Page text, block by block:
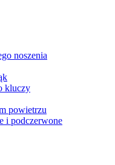
noszenia
kluczy
powietrzu
i podczerwone